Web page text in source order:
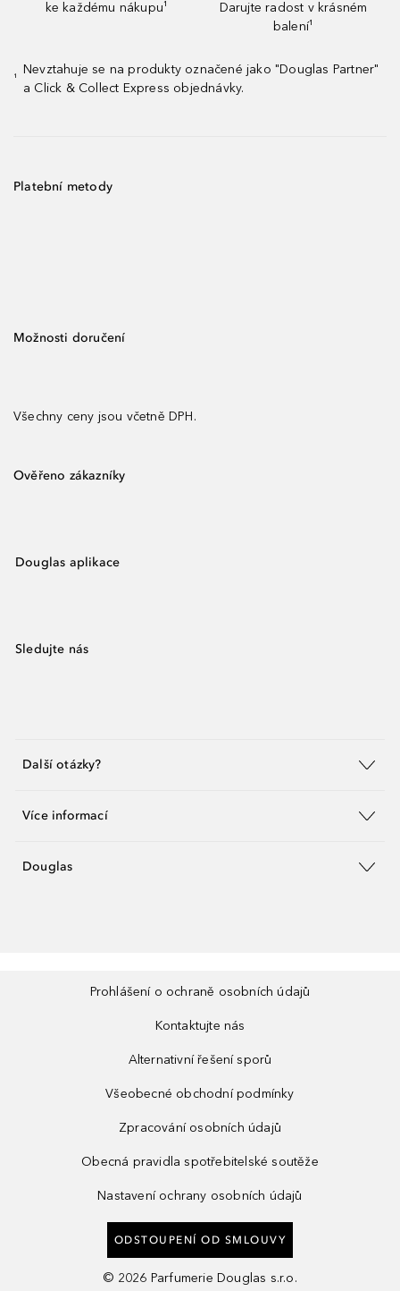
ke každému nákupu¹
Darujte radost v krásném
balení¹
¹
Nevztahuje se na produkty označené jako "Douglas Partner"
a Click & Collect Express objednávky.
Platební metody
Možnosti doručení
Všechny ceny jsou včetně DPH.
Ověřeno zákazníky
Douglas aplikace
Sledujte nás
Další otázky?
Více informací
Douglas
Prohlášení o ochraně osobních údajů
Kontaktujte nás
Alternativní řešení sporů
Všeobecné obchodní podmínky
Zpracování osobních údajů
Obecná pravidla spotřebitelské soutěže
Nastavení ochrany osobních údajů
ODSTOUPENÍ OD SMLOUVY
© 2026 Parfumerie Douglas s.r.o.